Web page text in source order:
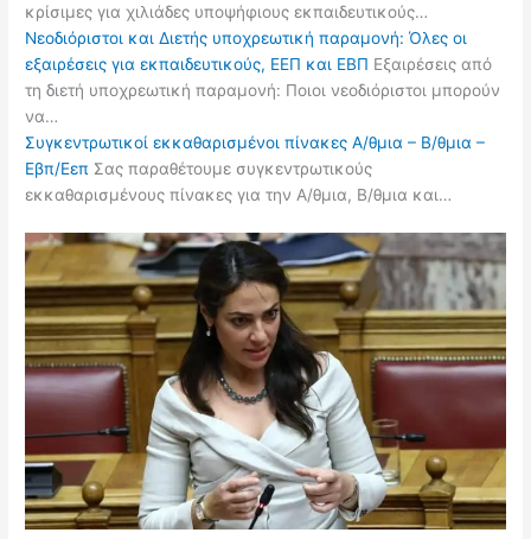
κρίσιμες για χιλιάδες υποψήφιους εκπαιδευτικούς…
Νεοδιόριστοι και Διετής υποχρεωτική παραμονή: Όλες οι
εξαιρέσεις για εκπαιδευτικούς, ΕΕΠ και ΕΒΠ Εξαιρέσεις από
τη διετή υποχρεωτική παραμονή: Ποιοι νεοδιόριστοι μπορούν
να…
Συγκεντρωτικοί εκκαθαρισμένοι πίνακες Α/θμια – Β/θμια –
Εβπ/Εεπ Σας παραθέτουμε συγκεντρωτικούς
εκκαθαρισμένους πίνακες για την Α/θμια, Β/θμια και…